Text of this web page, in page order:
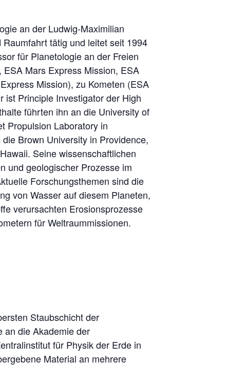
an der Ludwig-Maximilian
tätig und leitet seit 1994
für Planetologie an der Freien
Mars Express Mission, ESA
Mission), zu Kometen (ESA
ist Principle Investigator der High
führten ihn an die University of
Propulsion Laboratory in
Brown University in Providence,
Seine wissenschaftlichen
und geologischer Prozesse im
Forschungsthemen sind die
von Wasser auf diesem Planeten,
verursachten Erosionsprozesse
für Weltraummissionen.
Staubschicht der
an die Akademie der
für Physik der Erde in
Material an mehrere